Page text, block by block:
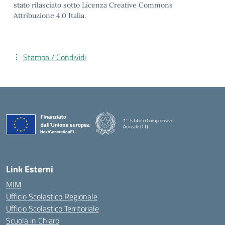
stato rilasciato sotto Licenza Creative Commons
Attribuzione 4.0 Italia.
Stampa / Condividi
1° Istituto Comprensivo
Acireale (CT)
Link Esterni
MIM
Ufficio Scolastico Regionale
Ufficio Scolastico Territoriale
Scuola in Chiaro